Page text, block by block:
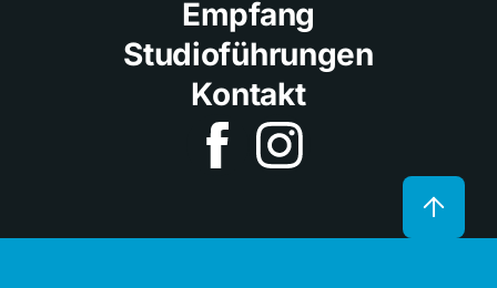
Empfang
Studioführungen
Kontakt